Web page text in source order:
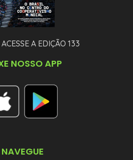
A EDIÇÃO 133
NOSSO APP
NAVEGUE